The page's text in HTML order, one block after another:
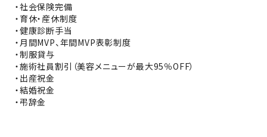
・社会保険完備
・育休・産休制度
・健康診断手当
・月間MVP、年間MVP表彰制度
・制服貸与
・施術社員割引（美容メニューが最大95％OFF）
・出産祝金
・結婚祝金
・弔辞金